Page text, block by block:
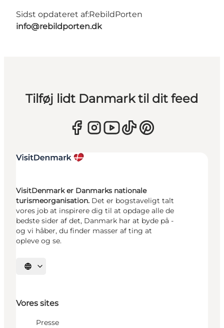
Sidst opdateret af:RebildPorten
info@rebildporten.dk
Tilføj lidt Danmark til dit feed
VisitDenmark er Danmarks nationale
turismeorganisation. Det er bogstaveligt talt
vores job at inspirere dig til at opdage alle de
bedste sider af det, Danmark har at byde på -
og vi håber, du finder masser af ting at
opleve og se.
Vælg sprog
Vores sites
Presse